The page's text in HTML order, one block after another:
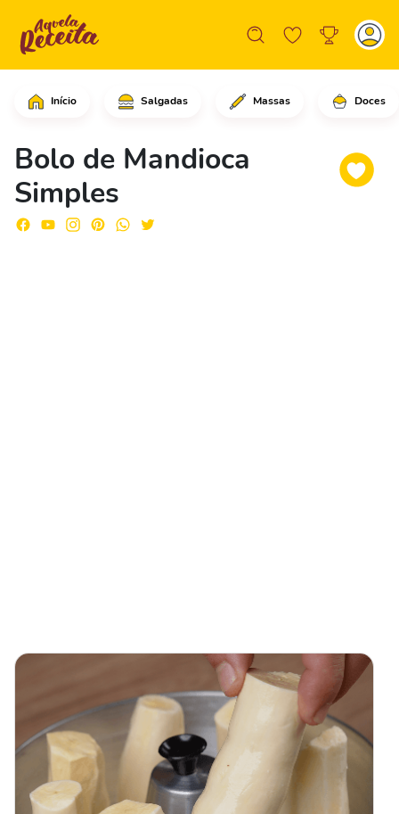
Início Salgadas Massas Doces
Bolo de Mandioca
Simples
Comece cortando as mandiocas já